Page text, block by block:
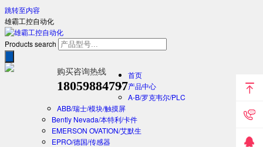
跳转至内容
雄霸工控自动化
Products search
购买咨询热线
18059884797
首页
产品中心
A-B/罗克韦尔/PLC
ABB/瑞士/模块/触摸屏
Bently Nevada/本特利/卡件
EMERSON OVATION/艾默生
EPRO/德国/传感器